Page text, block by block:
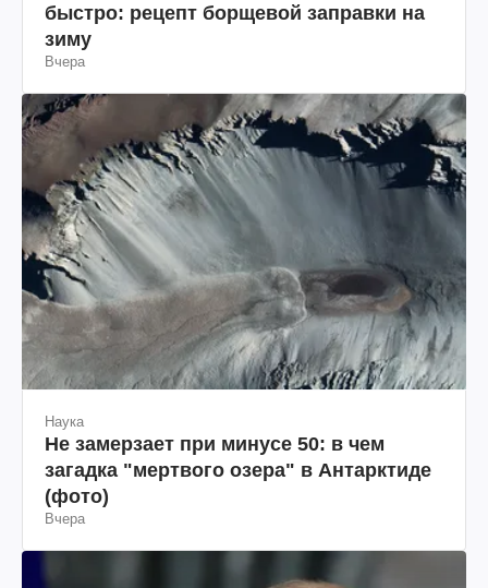
быстро: рецепт борщевой заправки на
зиму
Вчера
Наука
Не замерзает при минусе 50: в чем
загадка "мертвого озера" в Антарктиде
(фото)
Вчера